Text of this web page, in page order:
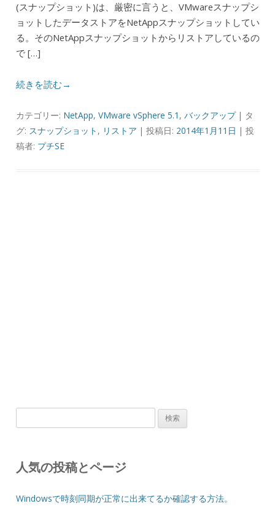
(スナップショット)は、厳密に言うと、VMwareスナップシ
ョットしたデータストアをNetAppスナップショットしてい
る。そのNetAppスナップショットからリストアしているの
で […]
続きを読む→
カテゴリー: NetApp, VMware vSphere 5.1 , バックアップ| タ
グ: スナップショット , リストア | 投稿日: 2014年1月11日 | 投
稿者: プチSE
索:
人気の投稿とページ
Windowsで時刻同期が正常に出来てるか確認する方法。